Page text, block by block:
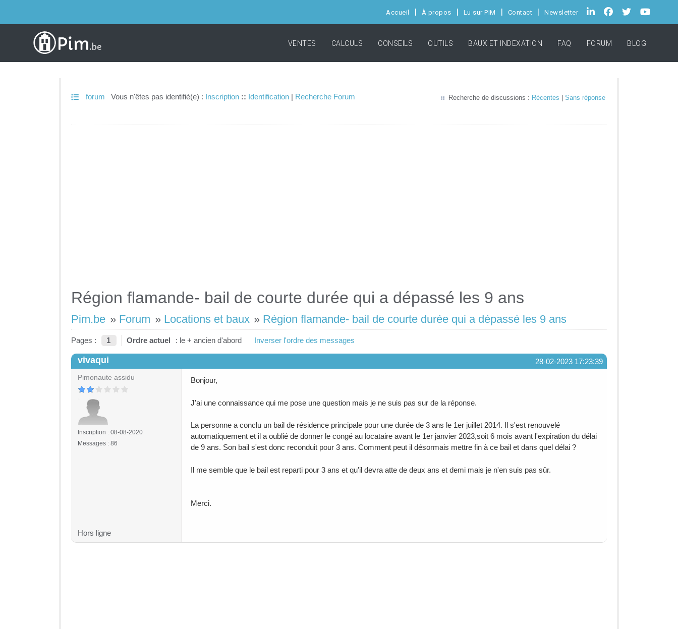
Accueil À propos Lu sur PIM Contact Newsletter
VENTES CALCULS CONSEILS OUTILS BAUX ET INDEXATION FAQ FORUM BLOG
forum Vous n'êtes pas identifié(e) : Inscription :: Identification | Recherche Forum Recherche de discussions : Récentes Sans réponse
Région flamande- bail de courte durée qui a dépassé les 9 ans
Pim.be » Forum » Locations et baux » Région flamande- bail de courte durée qui a dépassé les 9 ans
Pages : 1 Ordre actuel : le + ancien d'abord Inverser l'ordre des messages
28-02-2023 17:23:39
vivaqui
Pimonaute assidu
Inscription : 08-08-2020
Messages : 86
Bonjour,
J'ai une connaissance qui me pose une question mais je ne suis pas sur de la réponse.
La personne a conclu un bail de résidence principale pour une durée de 3 ans le 1er juillet 2014. Il s'est renouvelé
automatiquement et il a oublié de donner le congé au locataire avant le 1er janvier 2023,soit 6 mois avant l'expiration du délai
de 9 ans. Son bail s'est donc reconduit pour 3 ans. Comment peut il désormais mettre fin à ce bail et dans quel délai ?
Il me semble que le bail est reparti pour 3 ans et qu'il devra atte de deux ans et demi mais je n'en suis pas sûr.
Merci.
Hors ligne